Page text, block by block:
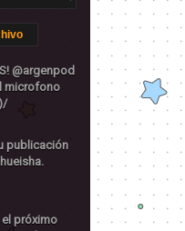
@argenpod
microfono
publicación
el próximo